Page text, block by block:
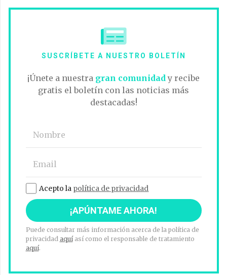
SUSCRÍBETE A NUESTRO BOLETÍN
¡Únete a nuestra gran comunidad y recibe
gratis el boletín con las noticias más
destacadas!
Acepto la política de privacidad
Puede consultar más información acerca de la política de
privacidad aquíasí como el responsable de tratamiento
aquí.